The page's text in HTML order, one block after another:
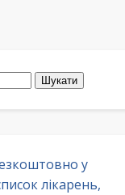
у
лікарень,